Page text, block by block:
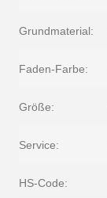
Grundmaterial:
Faden-Farbe:
Größe:
Service:
HS-Code: